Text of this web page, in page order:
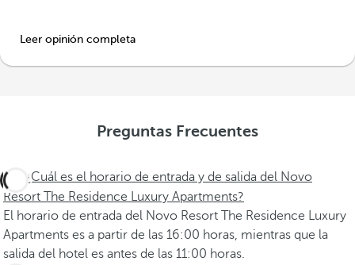
Leer opinión completa
Preguntas Frecuentes
¿Cuál es el horario de entrada y de salida del Novo
Resort The Residence Luxury Apartments?
El horario de entrada del Novo Resort The Residence Luxury
Apartments es a partir de las 16:00 horas, mientras que la
salida del hotel es antes de las 11:00 horas.